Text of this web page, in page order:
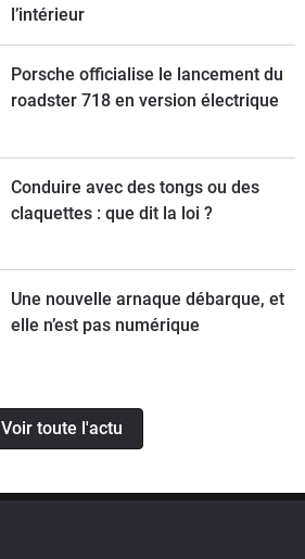
l’intérieur
Porsche officialise le lancement du
roadster 718 en version électrique
Conduire avec des tongs ou des
claquettes : que dit la loi ?
Une nouvelle arnaque débarque, et
elle n’est pas numérique
Voir toute l'actu